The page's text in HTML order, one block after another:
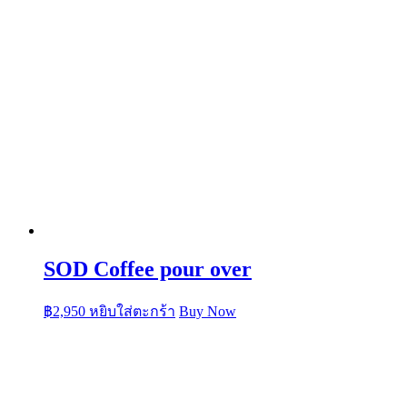
SOD Coffee pour over
฿2,950 หยิบใส่ตะกร้า Buy Now